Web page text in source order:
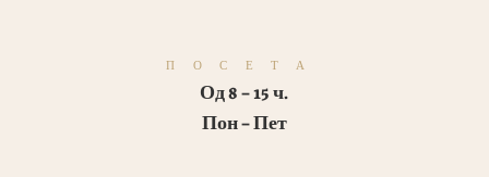
ПОСЕТА
Од 8 – 15 ч.
Пон – Пет